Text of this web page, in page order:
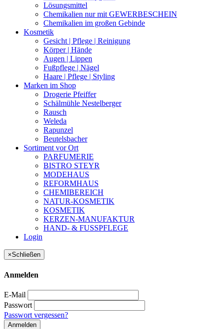
Lösungsmittel
Chemikalien nur mit GEWERBESCHEIN
Chemikalien im großen Gebinde
Kosmetik
Gesicht | Pflege | Reinigung
Körper | Hände
Augen | Lippen
Fußpflege | Nägel
Haare | Pflege | Styling
Marken im Shop
Drogerie Pfeiffer
Schälmühle Nestelberger
Rausch
Weleda
Rapunzel
Beutelsbacher
Sortiment vor Ort
PARFUMERIE
BISTRO STEYR
MODEHAUS
REFORMHAUS
CHEMIBEREICH
NATUR-KOSMETIK
KOSMETIK
KERZEN-MANUFAKTUR
HAND- & FUSSPFLEGE
Login
×Schließen
Anmelden
E-Mail
Passwort
Passwort vergessen?
Anmelden